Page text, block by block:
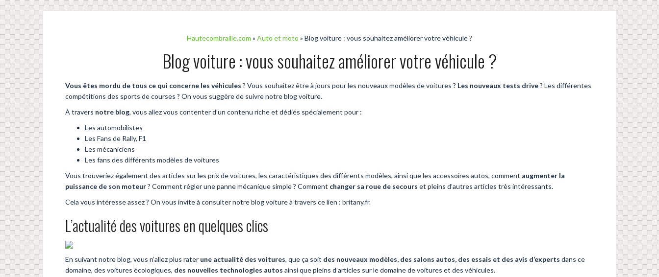
Hautecombraille.com » Auto et moto » Blog voiture : vous souhaitez améliorer votre véhicule ?
Blog voiture : vous souhaitez améliorer votre véhicule ?
Vous êtes mordu de tous ce qui concerne les véhicules ? Vous souhaitez être à jours pour les nouveaux modèles de voitures ? Les nouveaux tests drive? Les différentes
compétitions des sports de courses ? On vous suggère de suivre notre blog voiture.
À travers notre blog, vous allez vous contenter d’un contenu riche et dédiés spécialement pour :
Les automobilistes
Les Fans de Rally, F1
Les mécaniciens
Les fans des différents modèles de voitures
Vous trouveriez également des articles sur les prix de voitures, les caractéristiques des différents modèles, ainsi que les accessoires autos, comment augmenter la
puissance de son moteur? Comment régler une panne mécanique simple ? Comment changer sa roue de secours et pleins d’autres articles très intéressants.
Cela vous intéresse assez ? On vous invite à consulter notre blog voiture à travers ce lien : britany.fr.
L’actualité des voitures en quelques clics
En suivant notre blog, vous n’allez plus rater une actualité des voitures, que ça soit des nouveaux modèles, des salons autos, des essais et des avis d’experts dans ce
domaine, des voitures écologiques, des nouvelles technologies autos ainsi que pleins d’articles sur le domaine de voitures et des véhicules.